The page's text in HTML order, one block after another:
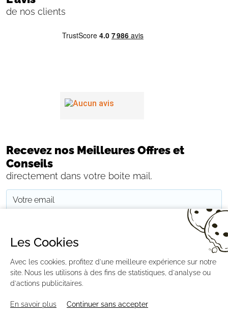
de nos clients
Recevez nos Meilleures Offres et
Conseils
directement dans votre boite mail.
CONTACTEZ-NOUS PAIEMENT LIVRAISON
RÉTRACTATION
MENTIONS LÉGALES
CGV RGPD BLOG
GESTION DES COOKIES
PLAN DU SITE
AGENCE CREABILIS ©2026 DISTRIPOOL.FR
Les Cookies
Avec les cookies, profitez d'une meilleure expérience sur notre
site. Nous les utilisons à des fins de statistiques, d'analyse ou
d'actions publicitaires.
En savoir plus Continuer sans accepter